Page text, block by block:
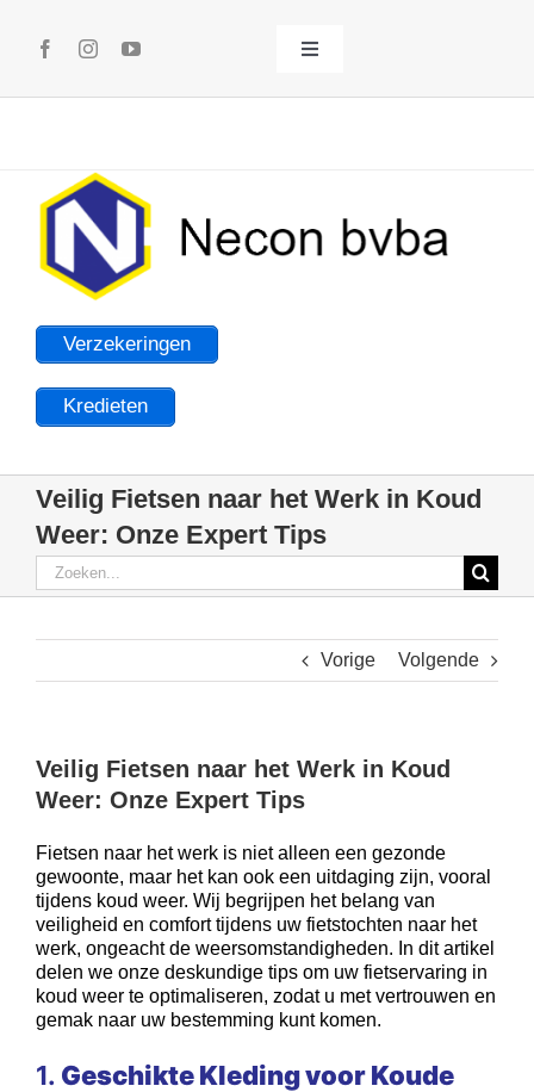
inhoud
Toggle
Over ons
Contact
Afspraak maken
Praktische informatie
Onze partners
Verzekeringen particulieren
Verzekeringen
Kredieten
Veilig Fietsen naar het Werk in Koud
Weer: Onze Expert Tips
Zoeken
naar:
Vorige Volgende
Veilig Fietsen naar het Werk in Koud
Weer: Onze Expert Tips
Fietsen naar het werk is niet alleen een gezonde
gewoonte, maar het kan ook een uitdaging zijn, vooral
tijdens koud weer. Wij begrijpen het belang van
veiligheid en comfort tijdens uw fietstochten naar het
werk, ongeacht de weersomstandigheden. In dit artikel
delen we onze deskundige tips om uw fietservaring in
koud weer te optimaliseren, zodat u met vertrouwen en
gemak naar uw bestemming kunt komen.
1. Geschikte Kleding voor Koude